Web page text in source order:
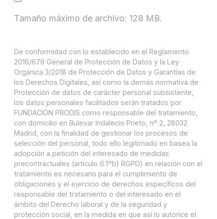
Tamaño máximo de archivo: 128 MB.
De conformidad con lo establecido en el Reglamento
2016/679 General de Protección de Datos y la Ley
Orgánica 3/2018 de Protección de Datos y Garantías de
los Derechos Digitales, así como la demás normativa de
Protección de datos de carácter personal subsistente,
los datos personales facilitados serán tratados por
FUNDACIÓN PRODIS como responsable del tratamiento,
con domicilio en Bulevar Indalecio Prieto, nº 2, 28032
Madrid, con la finalidad de gestionar los procesos de
selección del personal, todo ello legitimado en basea la
adopción a petición del interesado de medidas
precontractuales (artículo 6.1ºb) RGPD) en relación con el
tratamiento es necesario para el cumplimiento de
obligaciones y el ejercicio de derechos específicos del
responsable del tratamiento o del interesado en el
ámbito del Derecho laboral y de la seguridad y
protección social, en la medida en que así lo autorice el